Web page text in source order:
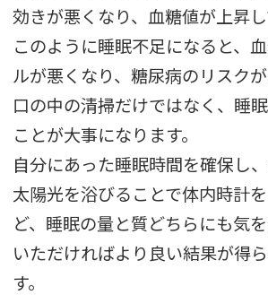
効きが悪くなり、血糖値が上昇し
このように睡眠不足になると、
ルが悪くなり、糖尿病のリスクが
口の中の清掃だけではなく、睡
ことが大事になります。
自分にあった睡眠時間を確保し
太陽光を浴びることで体内時計
ど、睡眠の量と質どちらにも気
いただければより良い結果が得
す。